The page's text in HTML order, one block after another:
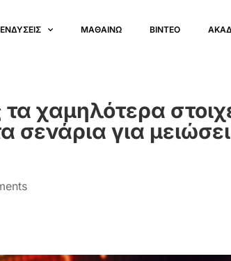
ΜΑΘΑΙΝΩ ΒΙΝΤΕΟ
χαμηλότερα
σενάρια για